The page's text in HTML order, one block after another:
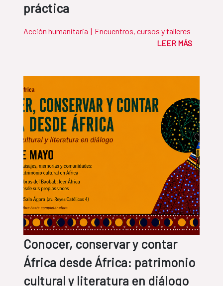
práctica
Acción humanitaria | Encuentros, cursos y talleres
LEER MÁS
Conocer, conservar y contar
África desde África: patrimonio
cultural y literatura en diálogo